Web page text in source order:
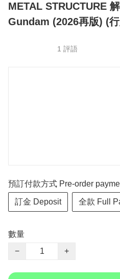
METAL STRUCTURE
Gundam (2026再版) (
1 評語
預訂付款方式 Pre-order
訂金 Deposit 全款 Full
數量
−
+